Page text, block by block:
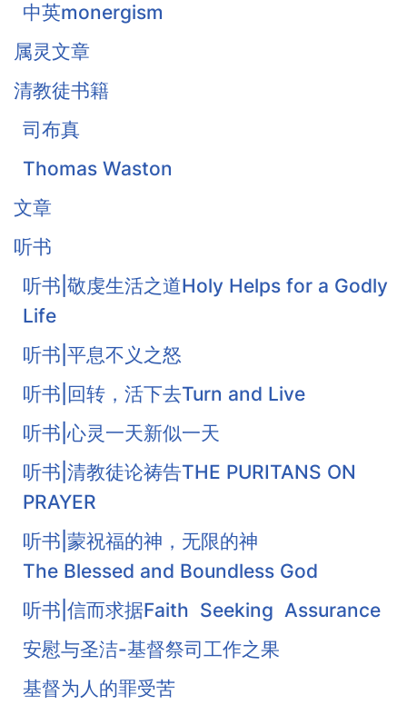
中英monergism
属灵文章
清教徒书籍
司布真
Thomas Waston
文章
听书
听书|敬虔生活之道Holy Helps for a Godly
Life
听书|平息不义之怒
听书|回转，活下去Turn and Live
听书|心灵一天新似一天
听书|清教徒论祷告THE PURITANS ON
PRAYER
听书|蒙祝福的神，无限的神
The Blessed and Boundless God
听书|信而求据Faith Seeking Assurance
安慰与圣洁-基督祭司工作之果
基督为人的罪受苦